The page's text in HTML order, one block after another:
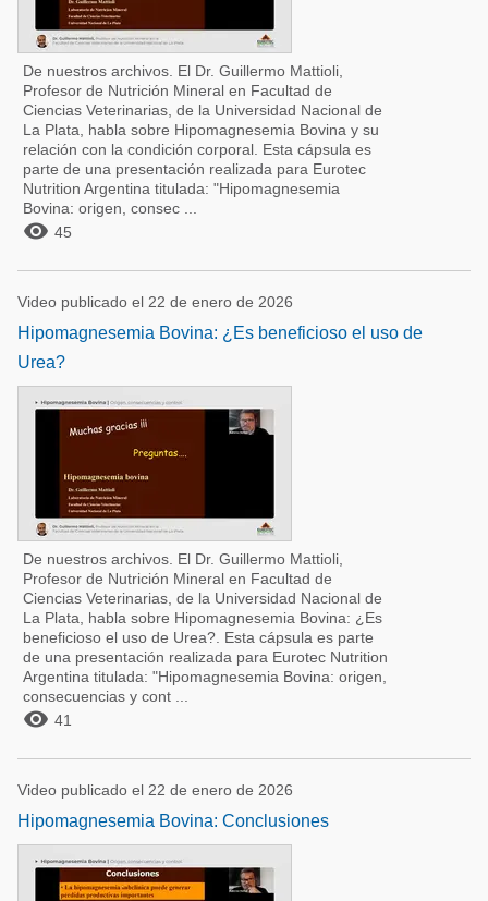
De nuestros archivos. El Dr. Guillermo Mattioli,
Profesor de Nutrición Mineral en Facultad de
Ciencias Veterinarias, de la Universidad Nacional de
La Plata, habla sobre Hipomagnesemia Bovina y su
relación con la condición corporal. Esta cápsula es
parte de una presentación realizada para Eurotec
Nutrition Argentina titulada: "Hipomagnesemia
Bovina: origen, consec ...
 45
Video publicado el 22 de enero de 2026
Hipomagnesemia Bovina: ¿Es beneficioso el uso de
Urea?
De nuestros archivos. El Dr. Guillermo Mattioli,
Profesor de Nutrición Mineral en Facultad de
Ciencias Veterinarias, de la Universidad Nacional de
La Plata, habla sobre Hipomagnesemia Bovina: ¿Es
beneficioso el uso de Urea?. Esta cápsula es parte
de una presentación realizada para Eurotec Nutrition
Argentina titulada: "Hipomagnesemia Bovina: origen,
consecuencias y cont ...
 41
Video publicado el 22 de enero de 2026
Hipomagnesemia Bovina: Conclusiones